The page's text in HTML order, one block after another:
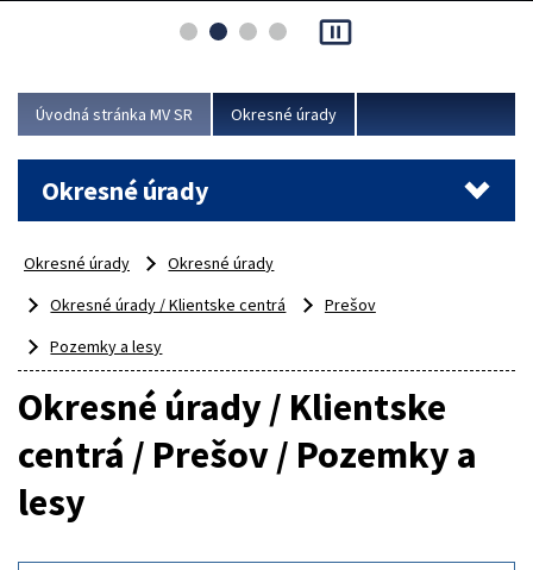
asociácie poisťovní (SLASPO) a Ministerstva vnútra SR.
Viac
pause_presentation
Úvodná stránka MV SR Okresné úrady
Okresné úrady
Okresné úrady
Okresné úrady
Okresné úrady / Klientske centrá
Prešov
Pozemky a lesy
Okresné úrady / Klientske
centrá / Prešov / Pozemky a
lesy